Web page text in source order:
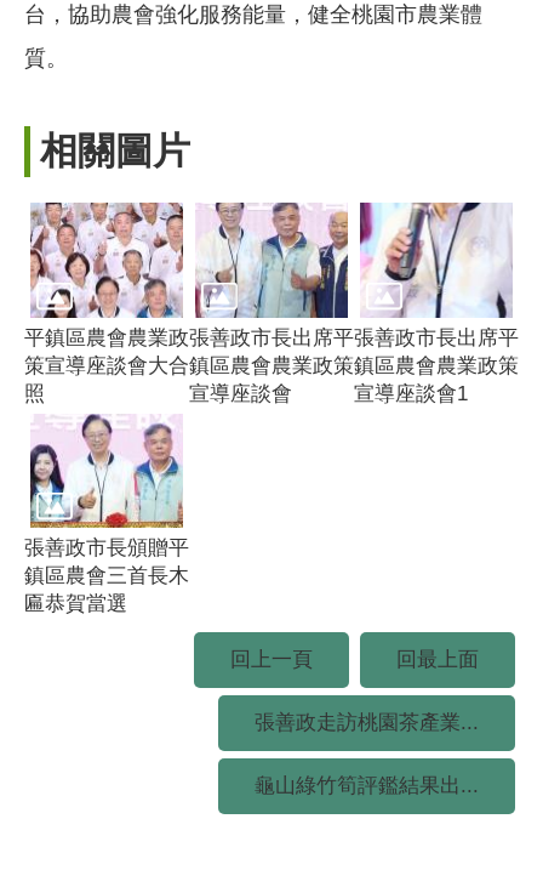
台，協助農會強化服務能量，健全桃園市農業體
質。
相關圖片
平鎮區農會農業政
策宣導座談會大合
照
張善政市長出席平
鎮區農會農業政策
宣導座談會
張善政市長出席平
鎮區農會農業政策
宣導座談會1
張善政市長頒贈平
鎮區農會三首長木
匾恭賀當選
回上一頁 回最上面
張善政走訪桃園茶產業...
龜山綠竹筍評鑑結果出...